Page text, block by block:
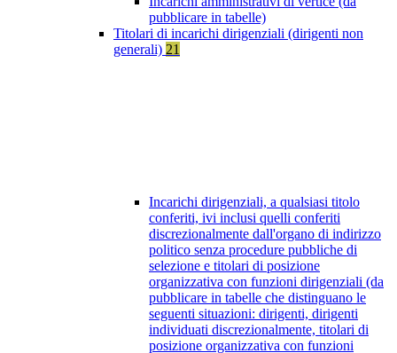
pubblicare in tabelle)
Titolari di incarichi dirigenziali (dirigenti non
generali) 21
Incarichi dirigenziali, a qualsiasi titolo
conferiti, ivi inclusi quelli conferiti
discrezionalmente dall'organo di indirizzo
politico senza procedure pubbliche di
selezione e titolari di posizione
organizzativa con funzioni dirigenziali (da
pubblicare in tabelle che distinguano le
seguenti situazioni: dirigenti, dirigenti
individuati discrezionalmente, titolari di
posizione organizzativa con funzioni